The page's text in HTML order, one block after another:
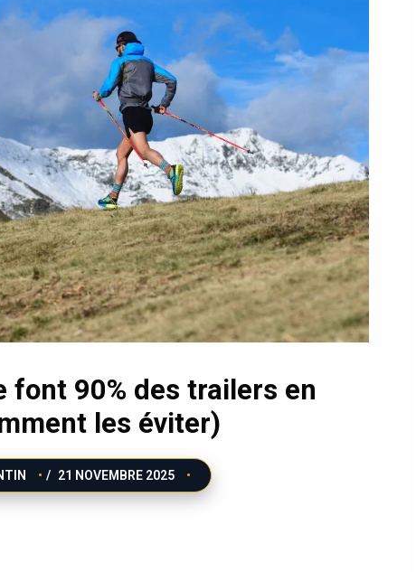
90% des trailers en
les éviter)
/ 21 NOVEMBRE 2025